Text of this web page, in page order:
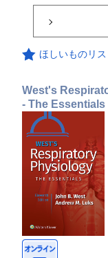
ほしいものリ
West's
- The Essentials